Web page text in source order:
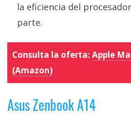
la eficiencia del
parte.
Consulta la oferta: Apple
(Amazon)
Asus Zenbook A14